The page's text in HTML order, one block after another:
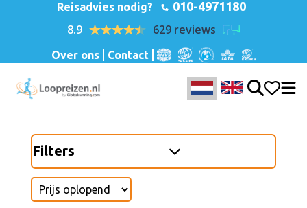
Reisadvies nodig? 010-4971180
8.9 629 reviews
Over ons Contact
Filters